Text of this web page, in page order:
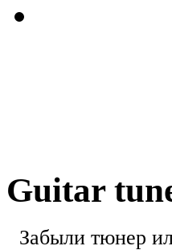
Guitar
Забыли тюнер